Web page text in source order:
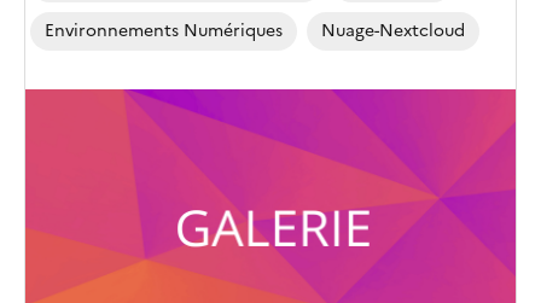
Environnements Numériques
Nuage-Nextcloud